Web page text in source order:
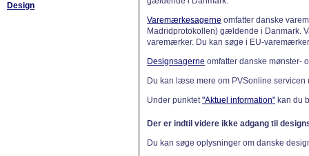
Design
Varemærkesagerne omfatter danske
Madridprotokollen) gældende i Danmark.
varemærker. Du kan søge i EU-
Designsagerne omfatter danske mønster-
Du kan læse mere om PVSonline
Under punktet"Aktuel information" kan du
Der er indtil videre ikke adgang til
Du kan søge oplysninger om danske